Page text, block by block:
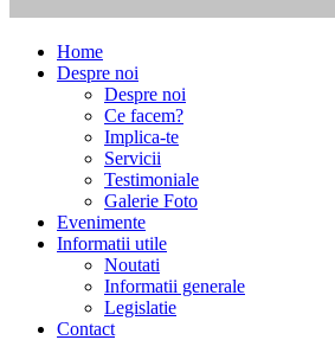
Home
Despre noi
Despre noi
Ce facem?
Implica-te
Servicii
Testimoniale
Galerie Foto
Evenimente
Informatii utile
Noutati
Informatii generale
Legislatie
Contact